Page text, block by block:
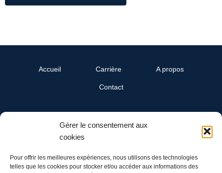
Gérer le consentement aux
cookies
Pour offrir les meilleures expériences, nous utilisons des technologies
telles que les cookies pour stocker et/ou accéder aux informations des
Accueil Carrière A propos
Contact
SwissReline
Un département Cand-Landi SA
1422 Grandson